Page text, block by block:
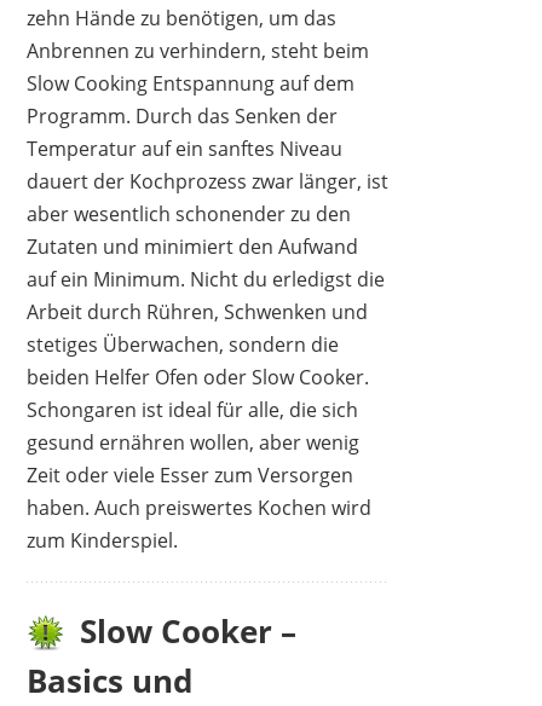
CROCK-POT
64,99 € 53,99 € *
zehn Hände zu benötigen, um das
Anbrennen zu verhindern, steht beim
Slow Cooking Entspannung auf dem
Programm. Durch das Senken der
Temperatur auf ein sanftes Niveau
dauert der Kochprozess zwar länger, ist
aber wesentlich schonender zu den
Zutaten und minimiert den Aufwand
auf ein Minimum. Nicht du erledigst die
Arbeit durch Rühren, Schwenken und
stetiges Überwachen, sondern die
beiden Helfer Ofen oder Slow Cooker.
Schongaren ist ideal für alle, die sich
gesund ernähren wollen, aber wenig
Zeit oder viele Esser zum Versorgen
haben. Auch preiswertes Kochen wird
zum Kinderspiel.
Slow Cooker –
Basics und